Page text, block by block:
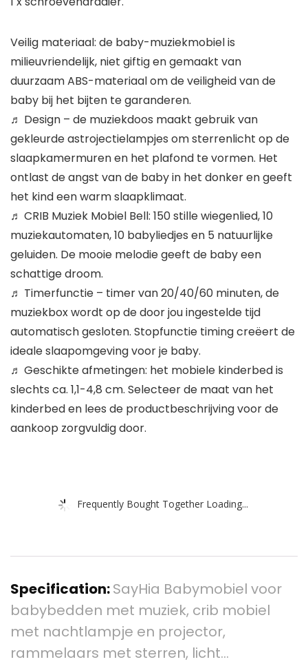
Veilig materiaal: de baby-muziekmobiel is
milieuvriendelijk, niet giftig en gemaakt van
duurzaam ABS-materiaal om de veiligheid van de
baby bij het bijten te garanderen.
♬ Design – de muziekdoos maakt gebruik van
gekleurde astrojectielampjes om sterrenlicht op de
slaapkamermuren en het plafond te vormen. Het
ontlast de angst van de baby in het donker en geeft
het kind een warm slaapklimaat.
♬ CRIB Muziek Mobiel Bell: 150 stille wiegenlied, 10
muziekautomaten, 10 babyliedjes en 5 natuurlijke
geluiden. De mooie melodie geeft de baby een
schattige droom.
♬ Timerfunctie – timer van 20/40/60 minuten, de
muziekbox wordt op de door jou ingestelde tijd
automatisch gesloten. Stopfunctie timing creëert de
ideale slaapomgeving voor je baby.
♬ Geschikte afmetingen: het mobiele kinderbed is
slechts ca. 1,1-4,8 cm. Selecteer de maat van het
kinderbed en lees de productbeschrijving voor de
aankoop zorgvuldig door.
Frequently Bought Together Loading...
Specification:SayHia Babymobiel voor
babybedden met muziek, crib mobiel
met nachtlampje en projector,
rammelaars met sterren, licht…